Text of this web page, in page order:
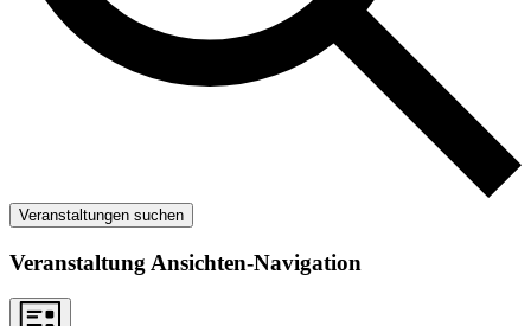
Veranstaltungen suchen
Veranstaltung Ansichten-Navigation